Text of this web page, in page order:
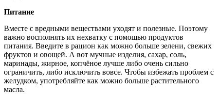
Питание
Вместе с вредными веществами уходят и полезные. Поэтому
важно восполнять их нехватку с помощью продуктов
питания. Введите в рацион как можно больше зелени, свежих
фруктов и овощей. А вот мучные изделия, сахар, соль,
маринады, жирное, копчёное лучше либо очень сильно
ограничить, либо исключить вовсе. Чтобы избежать проблем с
желудком, употребляйте как можно больше растительного
масла.